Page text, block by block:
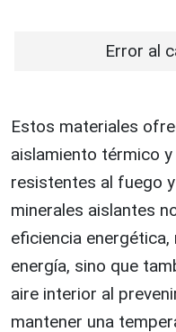
Error al
Estos materiales
aislamiento térmico
resistentes al fuego
minerales aislantes
eficiencia
energía, sino que
aire interior al
mantener una